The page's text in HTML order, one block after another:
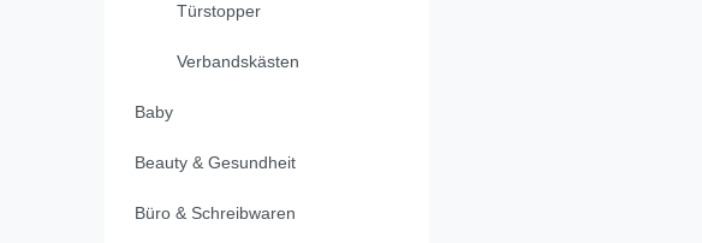
Türstopper
Verbandskästen
Baby
Beauty & Gesundheit
Büro & Schreibwaren